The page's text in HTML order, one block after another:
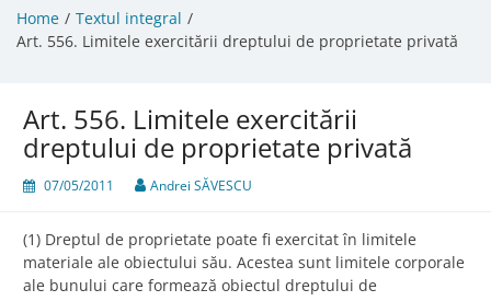
Home
Textul integral
Art. 556. Limitele exercitării dreptului de proprietate privată
Art. 556. Limitele exercitării
dreptului de proprietate privată
07/05/2011 Andrei SĂVESCU
(1) Dreptul de proprietate poate fi exercitat în limitele
materiale ale obiectului său. Acestea sunt limitele corporale
ale bunului care formează obiectul dreptului de